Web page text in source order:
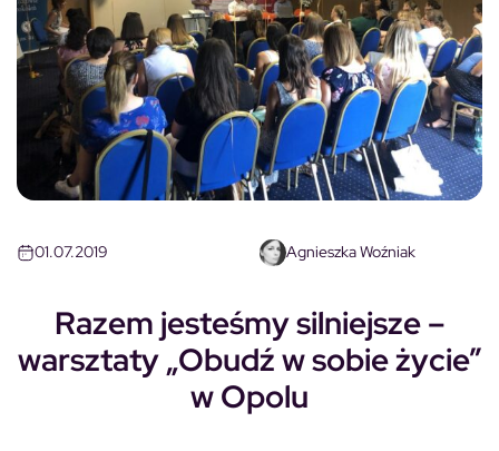
01.07.2019 Agnieszka Woźniak
Razem jesteśmy silniejsze –
warsztaty „Obudź w sobie życie”
w Opolu